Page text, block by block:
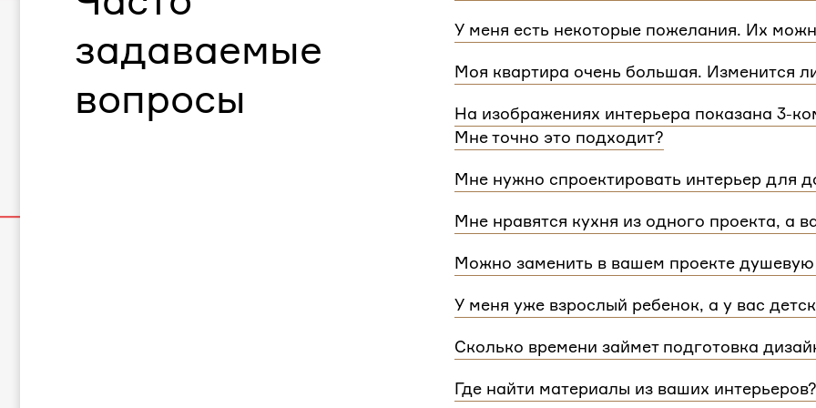
задаваемые
вопросы
квартиры.
У меня есть некоторые пожелания. Их
расстановку мебели и важные детали. Вы
Моя квартира очень большая. Изменится
дом или квартира, нужно будет купить
На изображениях интерьера показана 3-
Мне точно это подходит?
интерьера на нашем сайте может быть
Мне нужно спроектировать интерьер для
зависит от площади. Однако если у вас в доме
Мне нравятся кухня из одного проекта, а
концепции. Такая корректировка будет стоить3
Можно заменить в вашем проекте
У меня уже взрослый ребенок, а у вас
Сколько времени займет подготовка
потребуется время, чтобы обсудить
Где найти материалы из ваших интерьеров?